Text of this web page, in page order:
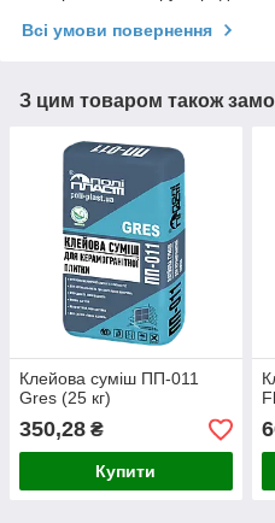
Всі умови повернення
З цим товаром також
Клейова суміш ПП-011
Gres (25 кг)
350,28 ₴
Купити